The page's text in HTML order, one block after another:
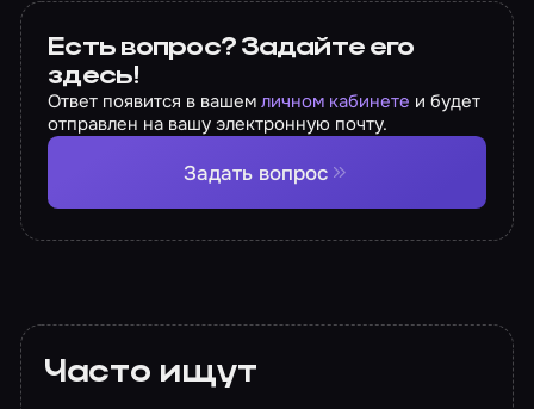
Есть вопрос? Задайте его
здесь!
Ответ появится в вашемличном кабинете и будет
отправлен на вашу электронную почту.
Задать вопрос
Часто ищут